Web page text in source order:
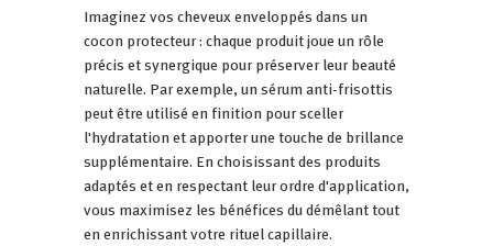
Imaginez vos cheveux enveloppés dans un
cocon protecteur : chaque produit joue un rôle
précis et synergique pour préserver leur beauté
naturelle. Par exemple, un sérum anti-frisottis
peut être utilisé en finition pour sceller
l'hydratation et apporter une touche de brillance
supplémentaire. En choisissant des produits
adaptés et en respectant leur ordre d'application,
vous maximisez les bénéfices du démêlant tout
en enrichissant votre rituel capillaire.